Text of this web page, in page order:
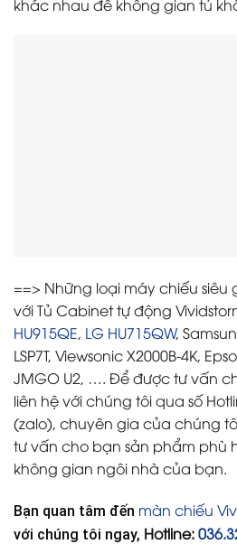
khác nhau để không gian tủ
==> Những loại máy chiếu siêu
với Tủ Cabinet tự động
HU915QE, LG HU715QW,
LSP7T, Viewsonic X2000B-4K,
JMGO U2, …. Để được tư vấn
liên hệ với chúng tôi qua số
(zalo), chuyên gia của chúng
tư vấn cho bạn sản phẩm phù
không gian ngôi nhà của bạn.
Bạn quan tâm đến màn chiếu
với chúng tôi ngay, Hotline: